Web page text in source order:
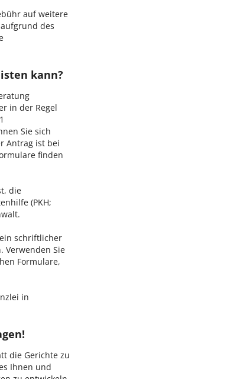
auf weitere
des
kann?
in der Regel
Sie sich
Antrag ist bei
finden
die
(PKH;
schriftlicher
Verwenden Sie
Formulare,
in
die Gerichte zu
Ihnen und